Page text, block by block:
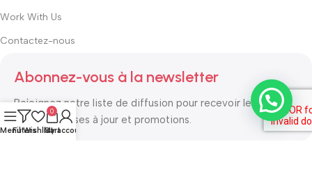
Work With Us
Contactez-nous
Abonnez-vous à la newsletter
Rejoignez notre liste de diffusion pour recevoir les
dernières mises à jour et promotions.
MenuFilters
Wishlist
0
Cart
My account